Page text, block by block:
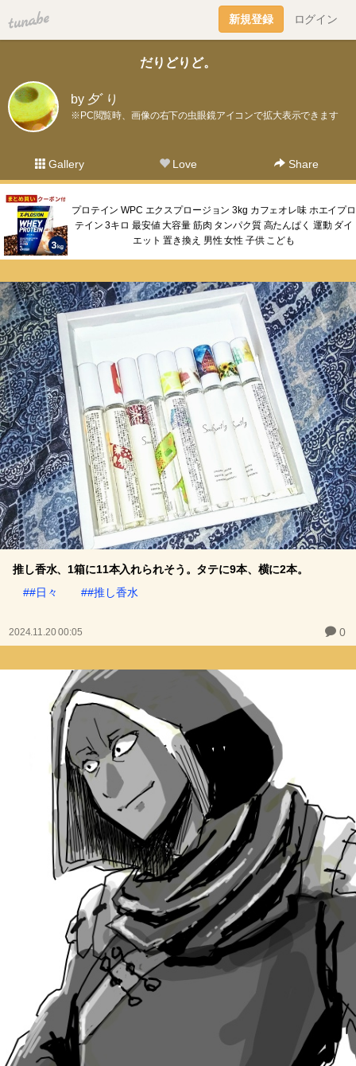
tuna.be 新規登録 ログイン
だりどりど。
by 夕ﾞり
※PC閲覧時、画像の右下の虫眼鏡アイコンで拡大表示できます
Gallery Love Share
プロテイン WPC エクスプロージョン 3kg カフェオレ味 ホエイプロ
テイン 3キロ 最安値 大容量 筋肉 タンパク質 高たんぱく 運動 ダイ
エット 置き換え 男性 女性 子供 こども
推し香水、1箱に11本入れられそう。タテに9本、横に2本。
##日々
##推し香水
2024.11.20 00:05 0